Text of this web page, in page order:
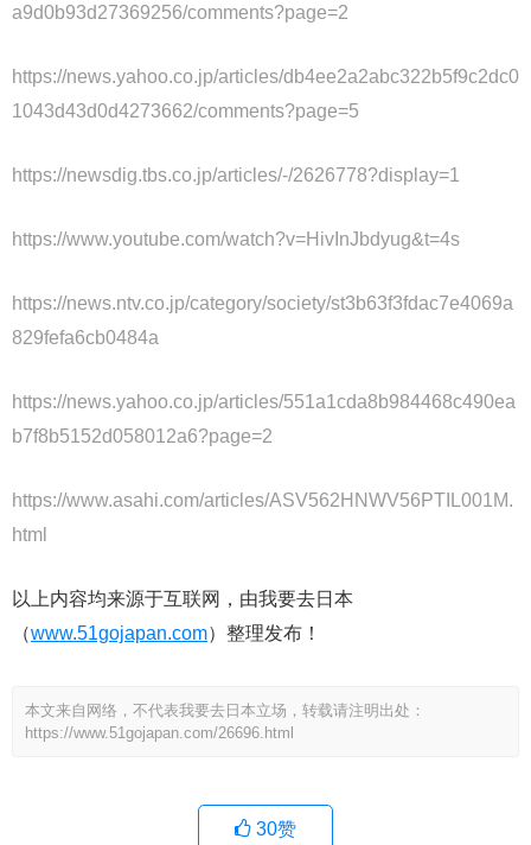
a9d0b93d27369256/comments?page=2
https://news.yahoo.co.jp/articles/db4ee2a2abc322b5f9c2dc0
1043d43d0d4273662/comments?page=5
https://newsdig.tbs.co.jp/articles/-/2626778?display=1
https://www.youtube.com/watch?v=HivInJbdyug&t=4s
https://news.ntv.co.jp/category/society/st3b63f3fdac7e4069a
829fefa6cb0484a
https://news.yahoo.co.jp/articles/551a1cda8b984468c490ea
b7f8b5152d058012a6?page=2
https://www.asahi.com/articles/ASV562HNWV56PTIL001M.
html
以上内容均来源于互联网，由我要去日本
（www.51gojapan.com）整理发布！
本文来自网络，不代表我要去日本立场，转载请注明出处：
https://www.51gojapan.com/26696.html
30赞